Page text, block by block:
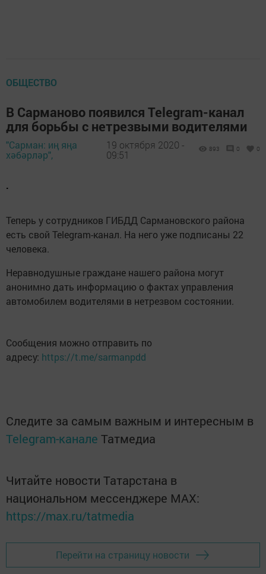
ОБЩЕСТВО
В Сарманово появился Telegram-канал
для борьбы с нетрезвыми водителями
"Сарман: иң яңа
хәбәрләр",
19 октября 2020 -
09:51
893 0 0
.
Теперь у сотрудников ГИБДД Сармановского района
есть свой Telegram-канал. На него уже подписаны 22
человека.
Неравнодушные граждане нашего района могут
анонимно дать информацию о фактах управления
автомобилем водителями в нетрезвом состоянии.
Сообщения можно отправить по
адресу: https://t.me/sarmanpdd
Следите за самым важным и интересным в
Telegram-канале Татмедиа
Читайте новости Татарстана в
национальном мессенджере MАХ:
https://max.ru/tatmedia
Перейти на страницу новости